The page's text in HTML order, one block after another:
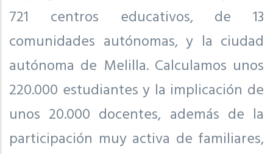
721 centros educativos, de 13
comunidades autónomas, y la ciudad
autónoma de Melilla. Calculamos unos
220.000 estudiantes y la implicación de
unos 20.000 docentes, además de la
participación muy activa de familiares,